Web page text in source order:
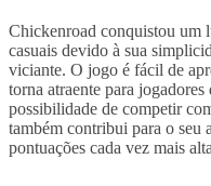
Chickenroad conquistou um
casuais devido à sua
viciante. O jogo é fácil de
torna atraente para
possibilidade de competir
também contribui para o seu
pontuações cada vez mais